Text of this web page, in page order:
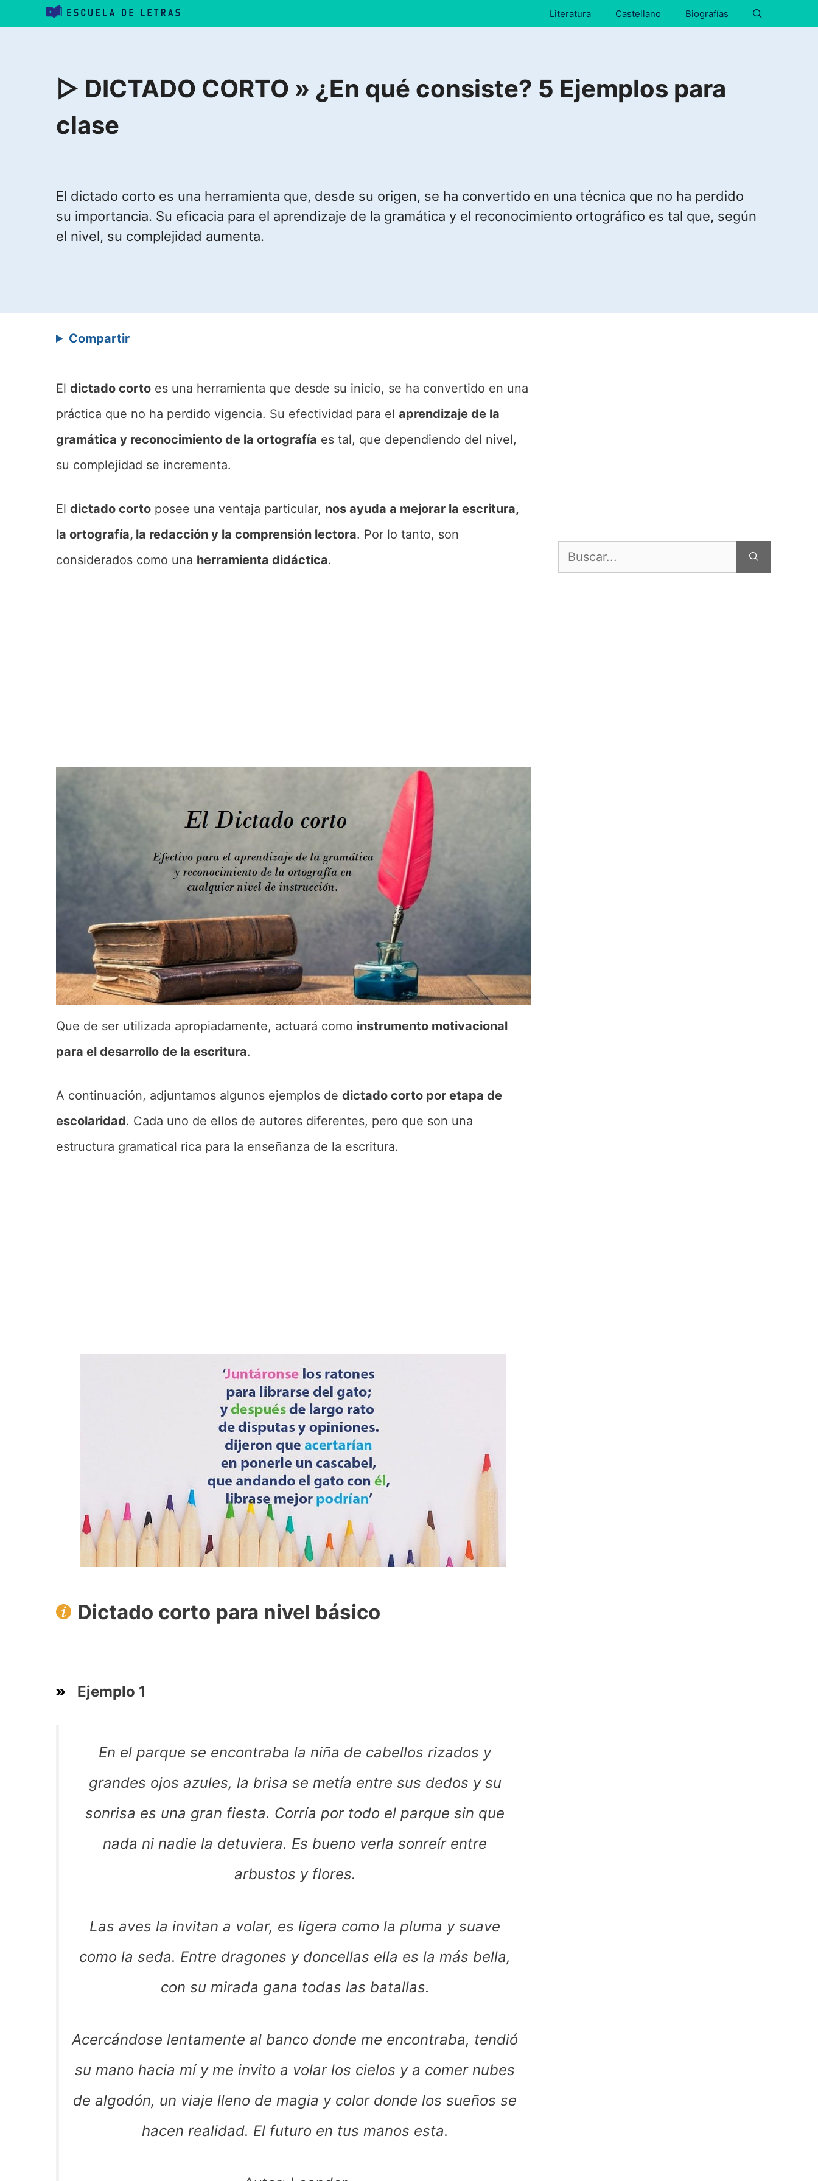
Literatura Castellano Biografías
▷ DICTADO CORTO » ¿En qué consiste? 5 Ejemplos para
clase
El dictado corto es una herramienta que, desde su origen, se ha convertido en una técnica que no ha perdido
su importancia. Su eficacia para el aprendizaje de la gramática y el reconocimiento ortográfico es tal que, según
el nivel, su complejidad aumenta.
Compartir
El dictado corto es una herramienta que desde su inicio, se ha convertido en una
práctica que no ha perdido vigencia. Su efectividad para el aprendizaje de la
gramática y reconocimiento de la ortografía es tal, que dependiendo del nivel,
su complejidad se incrementa.
El dictado corto posee una ventaja particular, nos ayuda a mejorar la escritura,
la ortografía, la redacción y la comprensión lectora. Por lo tanto, son
considerados como una herramienta didáctica.
Que de ser utilizada apropiadamente, actuará como instrumento motivacional
para el desarrollo de la escritura.
A continuación, adjuntamos algunos ejemplos de dictado corto por etapa de
escolaridad. Cada uno de ellos de autores diferentes, pero que son una
estructura gramatical rica para la enseñanza de la escritura.
Dictado corto para nivel básico
Ejemplo 1
En el parque se encontraba la niña de cabellos rizados y
grandes ojos azules, la brisa se metía entre sus dedos y su
sonrisa es una gran fiesta. Corría por todo el parque sin que
nada ni nadie la detuviera. Es bueno verla sonreír entre
arbustos y flores.
Las aves la invitan a volar, es ligera como la pluma y suave
como la seda. Entre dragones y doncellas ella es la más bella,
con su mirada gana todas las batallas.
Acercándose lentamente al banco donde me encontraba, tendió
su mano hacia mí y me invito a volar los cielos y a comer nubes
de algodón, un viaje lleno de magia y color donde los sueños se
hacen realidad. El futuro en tus manos esta.
Buscar: